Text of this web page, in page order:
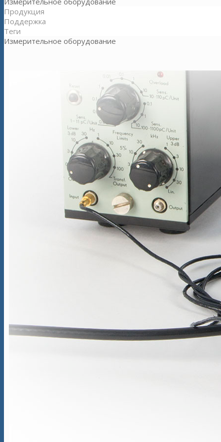
Продукция
Поддержка
Теги
Измерительное оборудование